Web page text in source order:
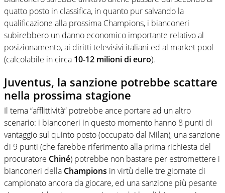
quatto posto in classifica, in quanto pur salvando la
qualificazione alla prossima Champions, i bianconeri
subirebbero un danno economico importante relativo al
posizionamento, ai diritti televisivi italiani ed al market pool
(calcolabile in circa 10-12 milioni di euro).
Juventus, la sanzione potrebbe scattare
nella prossima stagione
Il tema “afflittività” potrebbe ance portare ad un altro
scenario: i bianconeri in questo momento hanno 8 punti di
vantaggio sul quinto posto (occupato dal Milan), una sanzione
di 9 punti (che farebbe riferimento alla prima richiesta del
procuratore Chiné) potrebbe non bastare per estromettere i
bianconeri della Champions in virtù delle tre giornate di
campionato ancora da giocare, ed una sanzione più pesante